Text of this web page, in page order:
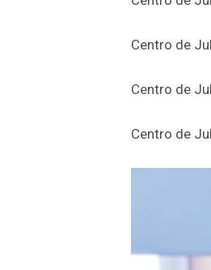
Centro de
Centro de
Centro de